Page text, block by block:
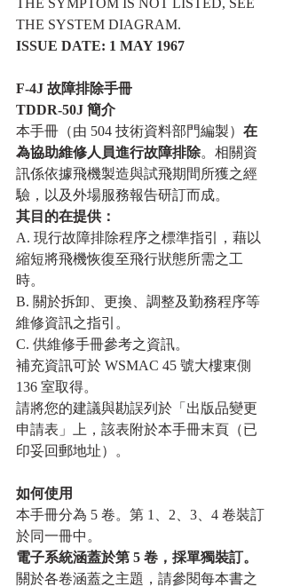
THE SYMPTOM IS NOT LISTED, SEE
THE SYSTEM DIAGRAM.
ISSUE DATE: 1 MAY 1967
F-4J 故障排除手冊
TDDR-50J 簡介
本手冊（由 504 技術資料部門編製） 在
為協助維修人員進行故障排除。相關資
訊係依據飛機製造與試飛期間所獲之經
驗，以及外場服務報告研訂而成。
其目的在提供：
A. 現行故障排除程序之標準指引，藉以
縮短將飛機恢復至飛行狀態所需之工
時。
B. 關於拆卸、更換、調整及勤務程序等
維修資訊之指引。
C. 供維修手冊參考之資訊。
補充資訊可於 WSMAC 45 號大樓東側
136 室取得。
請將您的建議與勘誤列於「出版品變更
申請表」上，該表附於本手冊末頁（已
印妥回郵地址）。
如何使用
本手冊分為 5 卷。第 1、2、3、4 卷裝訂
於同一冊中。
電子系統涵蓋於第 5 卷，採單獨裝訂。
關於各卷涵蓋之主題，請參閱每本書之